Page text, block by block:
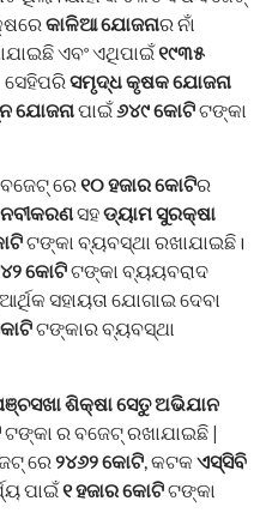
କାଳିଆ ଯୋଜନାର ନାଁ
ଏବଂ ଏଥିପାଇଁ୧୯୩୫
ସେହିପରି ସମୃଦ୍ଧ କୃଷକ ଯୋଜନା
ଯୋଜନାପାଇଁ୬୪୯ କୋଟିଟଙ୍କା
ରେ ୧୦ ହଜାର କୋଟିର
ନବୀକରଣସହଡ୍ୟାମ ସୁରକ୍ଷା
ଟଙ୍କା ବ୍ୟବସ୍ଥା ରଖାଯାଇଛି।
କୋଟିଟଙ୍କା ବ୍ୟୟବରାଦ
ସହାୟତା ଯୋଗାଇ ଦେବା
ଟଙ୍କାର ବ୍ୟବସ୍ଥା
ଶିକ୍ଷା ସେତୁ ଅଭିଯାନ
ଟଙ୍କା ର ବଜେଟ୍ ରଖାଯାଇଛି |
ରେ ୨୪୬୨ କୋଟି , କଟକଏସ୍‌ସିବି
ପାଇଁ୧ ହଜାର କୋଟିଟଙ୍କା